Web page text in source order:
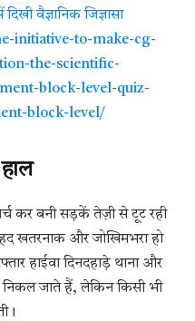
वैज्ञानिक जिज्ञासा
initiative-to-make-cg-
the-scientific-
block-level-quiz-
block-level/
कर बनी सड़कें तेज़ी से टूट रही
खतरनाक और जोखिमभरा हो
हाईवा दिनदहाड़े थाना और
जाते हैं, लेकिन किसी भी